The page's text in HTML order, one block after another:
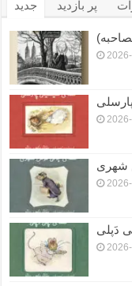
جدید پر بازدید
شهری
دَپلی